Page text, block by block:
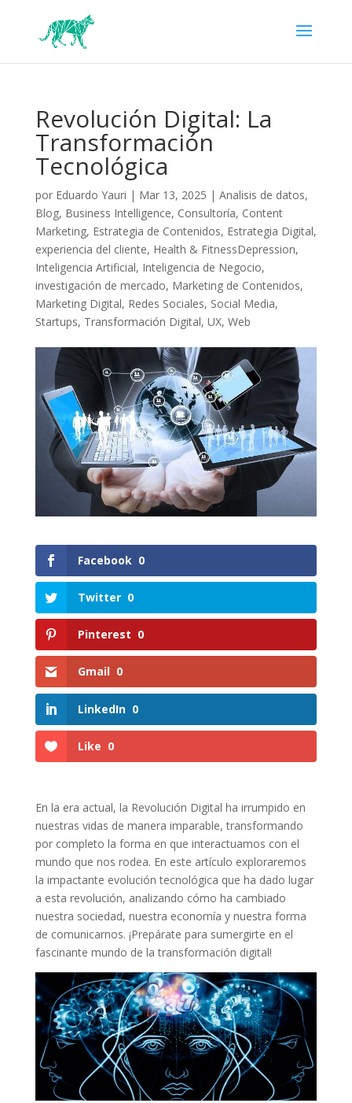
Revolución Digital: La
Transformación
Tecnológica
por Eduardo Yauri | Mar 13, 2025 | Analisis de datos,
Blog, Business Intelligence, Consultoría, Content
Marketing, Estrategia de Contenidos, Estrategia Digital,
experiencia del cliente, Health & FitnessDepression,
Inteligencia Artificial, Inteligencia de Negocio,
investigación de mercado, Marketing de Contenidos,
Marketing Digital, Redes Sociales, Social Media,
Startups, Transformación Digital, UX, Web
Facebook 0
Twitter 0
Pinterest 0
Gmail 0
LinkedIn 0
Like 0
En la era actual, la Revolución⁤ Digital ha irrumpido ‍en
nuestras vidas de manera​ imparable, transformando
por completo la forma en ​que interactuamos con el​
mundo que nos rodea. En este artículo exploraremos
la ⁣impactante evolución tecnológica que ⁣ha⁤ dado lugar
‍a esta revolución, ‍analizando cómo ha⁤ cambiado
nuestra sociedad, nuestra⁢ economía y nuestra forma
‍de comunicarnos. ¡Prepárate para sumergirte ⁢en el
fascinante mundo de la transformación digital!